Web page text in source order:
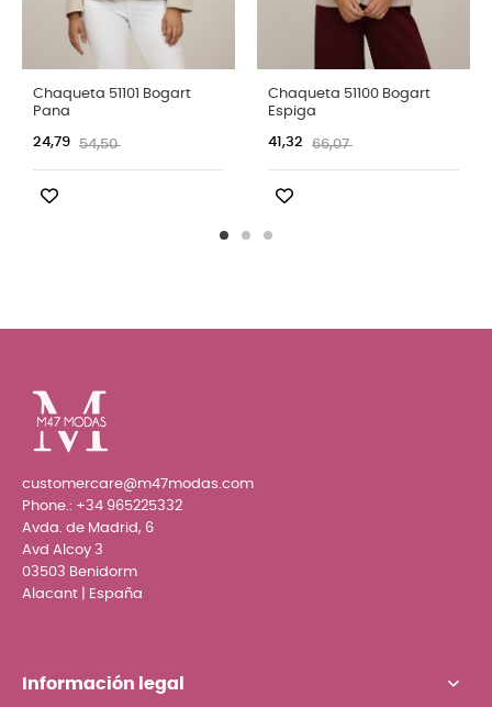
Chaqueta 51101 Bogart
Pana
54,50
24,79
Chaqueta 51100 Bogart
Espiga
66,07
41,32
customercare@m47modas.com
Phone.: +34 965225332
Avda. de Madrid, 6
Avd Alcoy 3
03503 Benidorm
Alacant | España
Información legal